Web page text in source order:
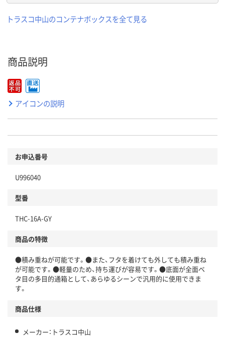
トラスコ中山のコンテナボックスを全て見る
商品説明
アイコンの説明
お申込番号
U996040
型番
THC-16A-GY
商品の特徴
●積み重ねが可能です。●また、フタを着けても外しても積み重ね
が可能です。●軽量のため、持ち運びが容易です。●底面が全面ベ
タ目の多目的通箱として、あらゆるシーンで汎用的に使用できま
す。
商品仕様
メーカー：トラスコ中山